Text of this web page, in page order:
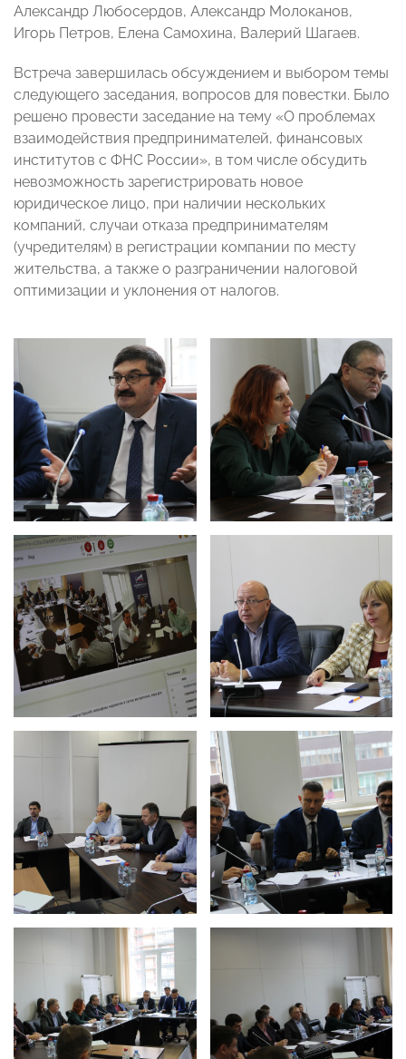
Александр Любосердов, Александр Молоканов,
Игорь Петров, Елена Самохина, Валерий Шагаев.
Встреча завершилась обсуждением и выбором темы
следующего заседания, вопросов для повестки. Было
решено провести заседание на тему «О проблемах
взаимодействия предпринимателей, финансовых
институтов с ФНС России», в том числе обсудить
невозможность зарегистрировать новое
юридическое лицо, при наличии нескольких
компаний, случаи отказа предпринимателям
(учредителям) в регистрации компании по месту
жительства, а также о разграничении налоговой
оптимизации и уклонения от налогов.